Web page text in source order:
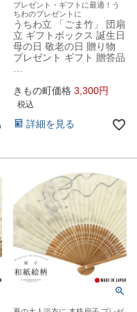
プレゼント・ギフトに最適！う
ちわのプレゼントに
うちわ立 「ごま竹」 団扇
立 ギフトボックス 誕生日
母の日 敬老の日 贈り物
プレゼント ギフト 贈答品
きもの町価格 3,300
税込
詳細を見る